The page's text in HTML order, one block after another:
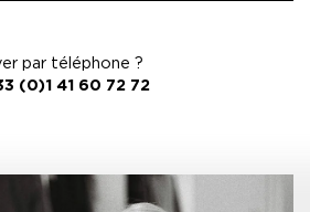
par téléphone ?
(0)1 41 60 72 72